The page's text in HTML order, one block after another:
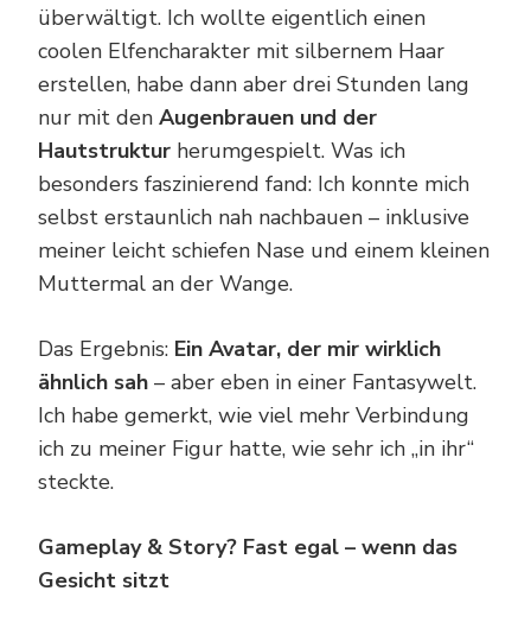
überwältigt. Ich wollte eigentlich einen
coolen Elfencharakter mit silbernem Haar
erstellen, habe dann aber drei Stunden lang
nur mit den Augenbrauen und der
Hautstruktur herumgespielt. Was ich
besonders faszinierend fand: Ich konnte mich
selbst erstaunlich nah nachbauen – inklusive
meiner leicht schiefen Nase und einem kleinen
Muttermal an der Wange.
Das Ergebnis: Ein Avatar, der mir wirklich
ähnlich sah – aber eben in einer Fantasywelt.
Ich habe gemerkt, wie viel mehr Verbindung
ich zu meiner Figur hatte, wie sehr ich „in ihr“
steckte.
Gameplay & Story? Fast egal – wenn das
Gesicht sitzt